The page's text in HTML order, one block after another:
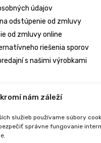
nám záleží
služieb používame súbory
správne fungovanie
údajov
odstúpenie od zmluvy
od zmluvy online
riešenia sporov
s našimi výrobkami